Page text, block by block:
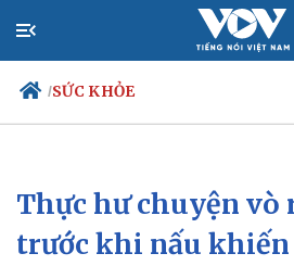
/SỨC KHỎE
Chính trị
Đảng
Tổ chức nhân sự
Xã
Tin
Dự
Thực hư chuyện vò
trước khi nấu